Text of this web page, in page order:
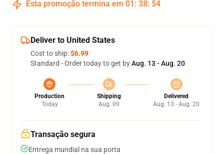
Esta promoção termina em 01 : 38: 54
Deliver to United States
Cost to ship:$6.99
Standard - Order today to get byAug. 13 - Aug. 20
Production
Today
Shipping
Aug. 09
Delivered
Aug. 13 - Aug. 20
Transação segura
Entrega mundial na sua porta